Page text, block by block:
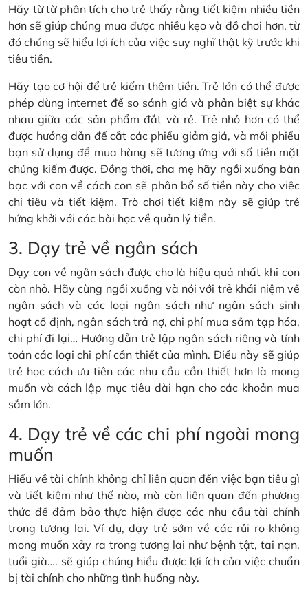
Hãy từ từ phân tích cho trẻ thấy rằng tiết kiệm nhiều tiền
hơn sẽ giúp chúng mua được nhiều kẹo và đồ chơi hơn, từ
đó chúng sẽ hiểu lợi ích của việc suy nghĩ thật kỹ trước khi
tiêu tiền.
Hãy tạo cơ hội để trẻ kiếm thêm tiền. Trẻ lớn có thể được
phép dùng internet để so sánh giá và phân biệt sự khác
nhau giữa các sản phẩm đắt và rẻ. Trẻ nhỏ hơn có thể
được hướng dẫn để cắt các phiếu giảm giá, và mỗi phiếu
bạn sử dụng để mua hàng sẽ tương ứng với số tiền mặt
chúng kiếm được. Đồng thời, cha mẹ hãy ngồi xuống bàn
bạc với con về cách con sẽ phân bổ số tiền này cho việc
chi tiêu và tiết kiệm. Trò chơi tiết kiệm này sẽ giúp trẻ
hứng khởi với các bài học về quản lý tiền.
3. Dạy trẻ về ngân sách
Dạy con về ngân sách được cho là hiệu quả nhất khi con
còn nhỏ. Hãy cùng ngồi xuống và nói với trẻ khái niệm về
ngân sách và các loại ngân sách như ngân sách sinh
hoạt cố định, ngân sách trả nợ, chi phí mua sắm tạp hóa,
chi phí đi lại… Hướng dẫn trẻ lập ngân sách riêng và tính
toán các loại chi phí cần thiết của mình. Điều này sẽ giúp
trẻ học cách ưu tiên các nhu cầu cần thiết hơn là mong
muốn và cách lập mục tiêu dài hạn cho các khoản mua
sắm lớn.
4. Dạy trẻ về các chi phí ngoài mong
muốn
Hiểu về tài chính không chỉ liên quan đến việc bạn tiêu gì
và tiết kiệm như thế nào, mà còn liên quan đến phương
thức để đảm bảo thực hiện được các nhu cầu tài chính
trong tương lai. Ví dụ, dạy trẻ sớm về các rủi ro không
mong muốn xảy ra trong tương lai như bệnh tật, tai nạn,
tuổi già…. sẽ giúp chúng hiểu được lợi ích của việc chuẩn
bị tài chính cho những tình huống này.